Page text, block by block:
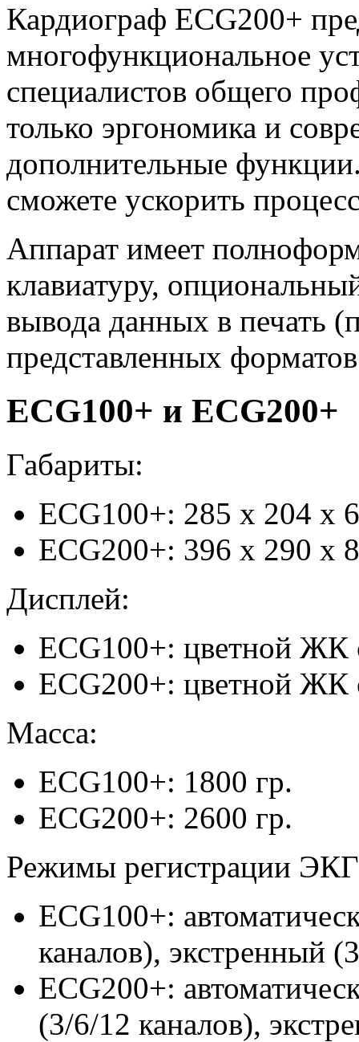
Кардиограф ECG200+
многофункциональное
специалистов общего
только эргономика и
дополнительные
сможете ускорить
Аппарат имеет
клавиатуру,
вывода данных в печать
представленных
ECG100+ и ECG200+
Габариты:
ECG100+: 285 х 204 х
ECG200+: 396 x 290 x
Дисплей:
ECG100+: цветной ЖК
ECG200+: цветной ЖК
Масса:
ECG100+: 1800 гр.
ECG200+: 2600 гр.
Режимы регистрации
ECG100+:
каналов), экстренный
ECG200+:
(3/6/12 каналов),